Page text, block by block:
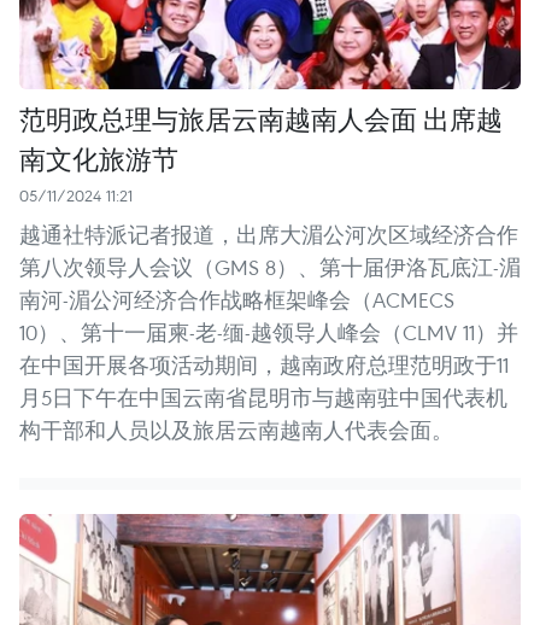
范明政总理与旅居云南越南人会面 出席越
南文化旅游节
05/11/2024 11:21
越通社特派记者报道，出席大湄公河次区域经济合作
第八次领导人会议（GMS 8）、第十届伊洛瓦底江-湄
南河-湄公河经济合作战略框架峰会（ACMECS
10）、第十一届柬-老-缅-越领导人峰会（CLMV 11）并
在中国开展各项活动期间，越南政府总理范明政于11
月5日下午在中国云南省昆明市与越南驻中国代表机
构干部和人员以及旅居云南越南人代表会面。